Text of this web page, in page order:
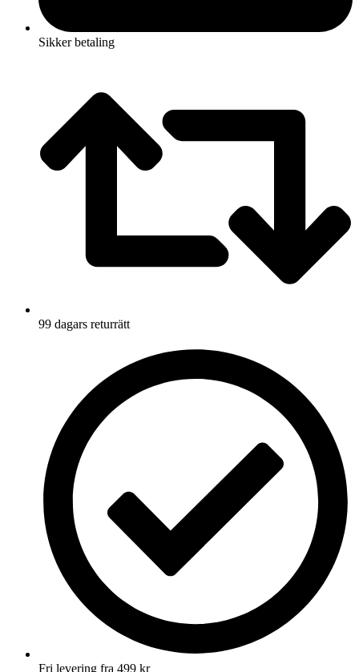
Sikker betaling
99 dagars returrätt
Fri levering fra 499 kr